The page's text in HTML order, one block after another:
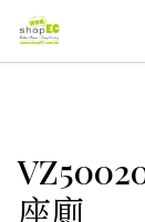
座廁